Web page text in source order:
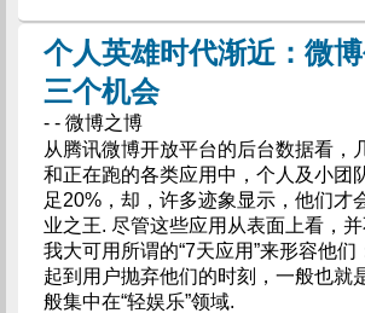
个人英雄时代渐近：微
三个机会
- - 微博之博
从腾讯微博开放平台的后台数据看，
和正在跑的各类应用中，个人及小团
足20%，却，许多迹象显示，他们才
业之王. 尽管这些应用从表面上看，
我大可用所谓的“7天应用”来形容他们
起到用户抛弃他们的时刻，一般也就
般集中在“轻娱乐”领域.